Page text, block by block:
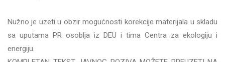
Nužno je uzeti u obzir mogućnosti korekcije materijala u skladu
sa uputama PR osoblja iz DEU i tima Centra za ekologiju i
energiju.